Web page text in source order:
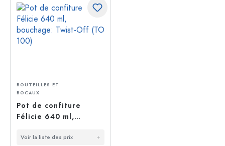
BOUTEILLES ET
BOCAUX
Pot de confiture
Félicie 640 ml,
(TO 100)
Voir la liste des prix